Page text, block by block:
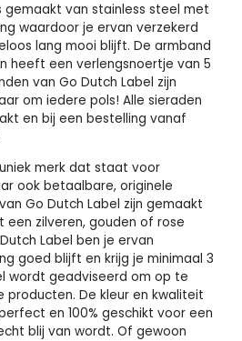
gemaakt van stainless steel met
waardoor je ervan verzekerd
lang mooi blijft. De armband
heeft een verlengsnoertje van 5
van Go Dutch Label zijn
om iedere pols! Alle sieraden
en bij een bestelling vanaf
merk dat staat voor
ook betaalbare, originele
Go Dutch Label zijn gemaakt
een zilveren, gouden of rose
Label ben je ervan
goed blijft en krijg je minimaal 3
wordt geadviseerd om op te
producten. De kleur en kwaliteit
en 100% geschikt voor een
blij van wordt. Of gewoon